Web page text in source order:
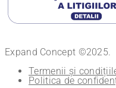
Expand Concept ©2025.
Termenii și
Politica de